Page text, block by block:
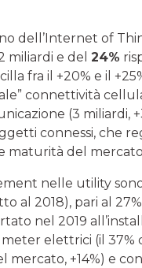
dell’Internet of
miliardi e del 24%
fra il +20% e il
connettività
(3 miliardi,
connessi, che
maturità del
nelle utility
al 2018), pari al
nel 2019
elettrici (il
mercato, +14%) e